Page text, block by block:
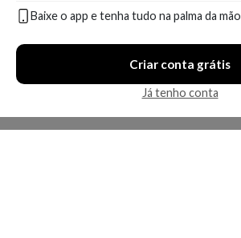
Baixe o app e tenha tudo na palma da mão
Criar conta grátis
Já tenho conta